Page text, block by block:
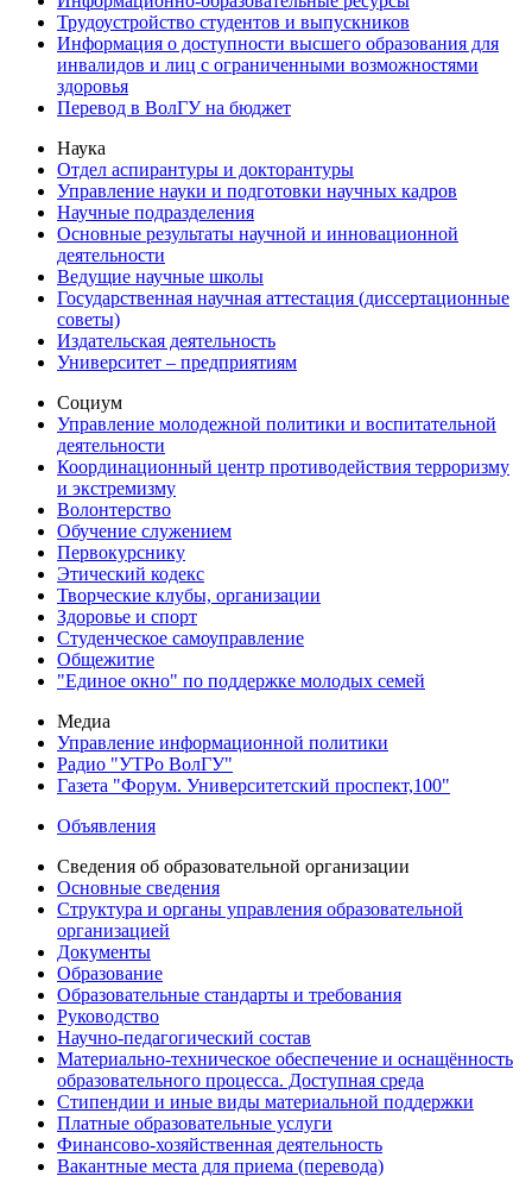
Трудоустройство студентов и выпускников
Информация о доступности высшего образования для
инвалидов и лиц с ограниченными возможностями
здоровья
Перевод в ВолГУ на бюджет
Наука
Отдел аспирантуры и докторантуры
Управление науки и подготовки научных кадров
Научные подразделения
Основные результаты научной и инновационной
деятельности
Ведущие научные школы
Государственная научная аттестация (диссертационные
советы)
Издательская деятельность
Университет – предприятиям
Социум
Управление молодежной политики и воспитательной
деятельности
Координационный центр противодействия терроризму
и экстремизму
Волонтерство
Обучение служением
Первокурснику
Этический кодекс
Творческие клубы, организации
Здоровье и спорт
Студенческое самоуправление
Общежитие
"Единое окно" по поддержке молодых семей
Медиа
Управление информационной политики
Радио "УТРо ВолГУ"
Газета "Форум. Университетский проспект,100"
Объявления
Сведения об образовательной организации
Основные сведения
Структура и органы управления образовательной
организацией
Документы
Образование
Образовательные стандарты и требования
Руководство
Научно-педагогический состав
Материально-техническое обеспечение и оснащённость
образовательного процесса. Доступная среда
Стипендии и иные виды материальной поддержки
Платные образовательные услуги
Финансово-хозяйственная деятельность
Вакантные места для приема (перевода)